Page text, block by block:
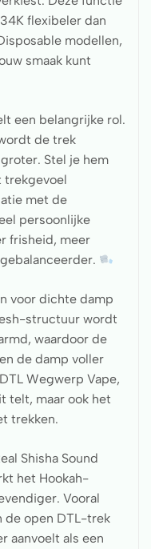
flexibeler dan
modellen,
smaak kunt
een belangrijke rol.
de trek
Stel je hem
trekgevoel
met de
persoonlijke
frisheid, meer
voor dichte damp
structuur wordt
waardoor de
de damp voller
Wegwerp Vape,
telt, maar ook het
trekken.
Shisha Sound
het Hookah-
Vooral
de open DTL-trek
aanvoelt als een